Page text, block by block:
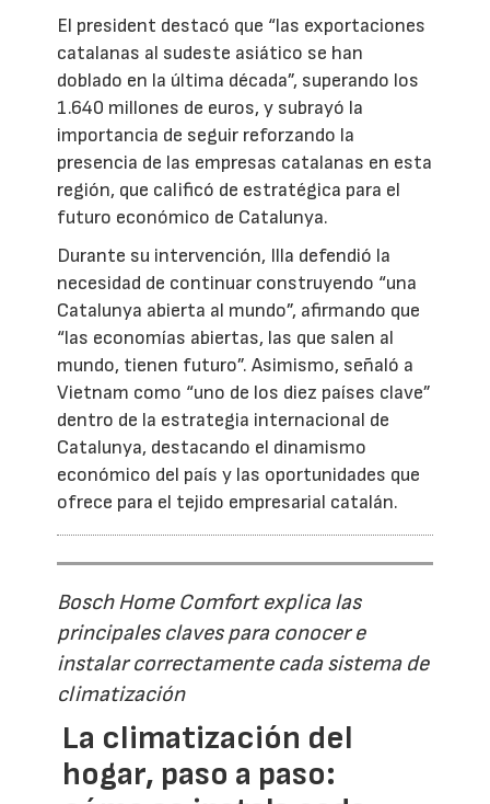
El president destacó que “las exportaciones
catalanas al sudeste asiático se han
doblado en la última década”, superando los
1.640 millones de euros, y subrayó la
importancia de seguir reforzando la
presencia de las empresas catalanas en esta
región, que calificó de estratégica para el
futuro económico de Catalunya.
Durante su intervención, Illa defendió la
necesidad de continuar construyendo “una
Catalunya abierta al mundo”, afirmando que
“las economías abiertas, las que salen al
mundo, tienen futuro”. Asimismo, señaló a
Vietnam como “uno de los diez países clave”
dentro de la estrategia internacional de
Catalunya, destacando el dinamismo
económico del país y las oportunidades que
ofrece para el tejido empresarial catalán.
Bosch Home Comfort explica las
principales claves para conocer e
instalar correctamente cada sistema de
climatización
La climatización del
hogar, paso a paso: